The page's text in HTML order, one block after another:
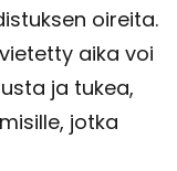
oireita.
aika voi
ja tukea,
jotka